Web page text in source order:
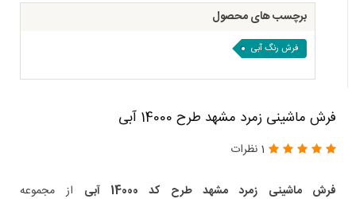
برچسب های محصول
فرش رنگ آبی
فرش ماشینی زمرد مشهد طرح 14000 آبی
1 نظرات
فرش ماشینی زمرد مشهد طرح کد 14000 آبی
از مجموعه